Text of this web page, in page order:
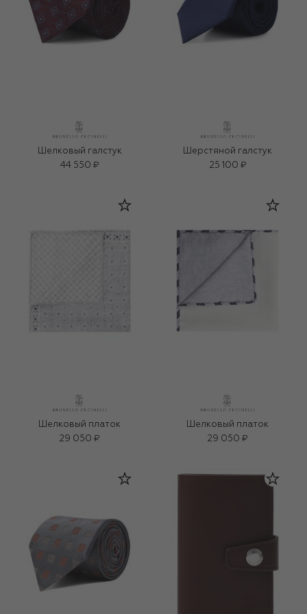
Шелковый галстук
44 550 ₽
Шерстяной галстук
25 100 ₽
Шелковый платок
29 050 ₽
Шелковый платок
29 050 ₽